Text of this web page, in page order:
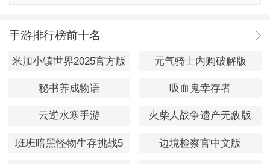
手游排行榜前十名
米加小镇世界2025官方版 元气骑士内购破解版
秘书养成物语 吸血鬼幸存者
云逆水寒手游 火柴人战争遗产无敌版
班班暗黑怪物生存挑战5 边境检察官中文版